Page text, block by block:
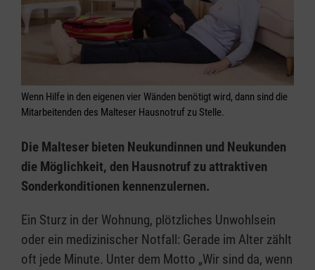
Wenn Hilfe in den eigenen vier Wänden benötigt wird, dann sind die
Mitarbeitenden des Malteser Hausnotruf zu Stelle.
Die Malteser bieten Neukundinnen und Neukunden
die Möglichkeit, den Hausnotruf zu attraktiven
Sonderkonditionen kennenzulernen.
Ein Sturz in der Wohnung, plötzliches Unwohlsein
oder ein medizinischer Notfall: Gerade im Alter zählt
oft jede Minute. Unter dem Motto „Wir sind da, wenn